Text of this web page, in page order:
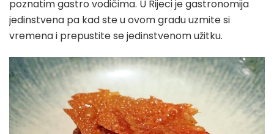
poznatim gastro vodičima. U Rijeci je gastronomija
jedinstvena pa kad ste u ovom gradu uzmite si
vremena i prepustite se jedinstvenom užitku.